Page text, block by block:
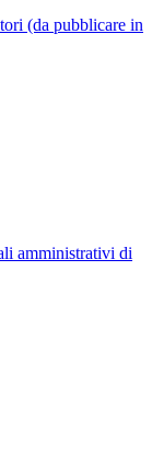
(da pubblicare in
amministrativi di